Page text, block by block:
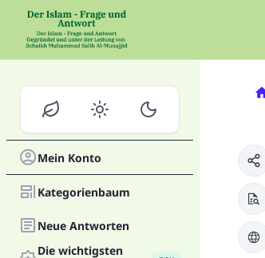
Mein Konto
Kategorienbaum
Neue Antworten
Die wichtigsten